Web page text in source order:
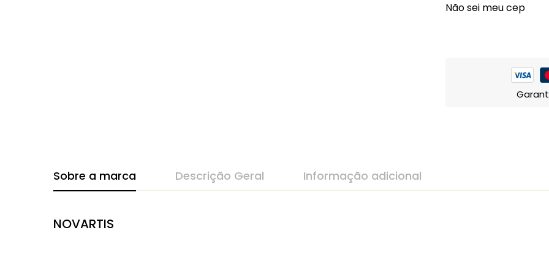
Não sei meu cep
Sobre a marca Descrição Geral Informação adicional
NOVARTIS